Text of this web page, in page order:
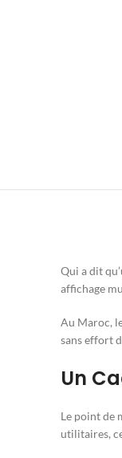
Qui a dit
affichage
Au Maroc,
sans effort
Un
Le point de
utilitaires,